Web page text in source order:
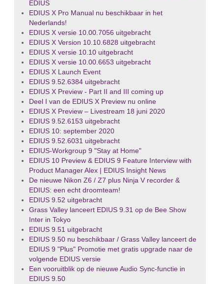
EDIUS
EDIUS X Pro Manual nu beschikbaar in het
Nederlands!
EDIUS X versie 10.00.7056 uitgebracht
EDIUS X Version 10.10.6828 uitgebracht
EDIUS X versie 10.10 uitgebracht
EDIUS X versie 10.00.6653 uitgebracht
EDIUS X Launch Event
EDIUS 9.52.6384 uitgebracht
EDIUS X Preview - Part II and III coming up
Deel I van de EDIUS X Preview nu online
EDIUS X Preview – Livestream 18 juni 2020
EDIUS 9.52.6153 uitgebracht
EDIUS 10: september 2020
EDIUS 9.52.6031 uitgebracht
EDIUS-Workgroup 9 "Stay at Home"
EDIUS 10 Preview & EDIUS 9 Feature Interview with
Product Manager Alex | EDIUS Insight News
De nieuwe Nikon Z6 / Z7 plus Ninja V recorder &
EDIUS: een echt droomteam!
EDIUS 9.52 uitgebracht
Grass Valley lanceert EDIUS 9.31 op de Bee Show
Inter in Tokyo
EDIUS 9.51 uitgebracht
EDIUS 9.50 nu beschikbaar / Grass Valley lanceert de
EDIUS 9 "Plus" Promotie met gratis upgrade naar de
volgende EDIUS versie
Een vooruitblik op de nieuwe Audio Sync-functie in
EDIUS 9.50